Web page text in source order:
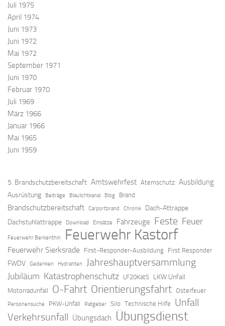
Juli 1975
April 1974
Juni 1973
Juni 1972
Mai 1972
September 1971
Juni 1970
Februar 1970
Juli 1969
März 1966
Januar 1966
Mai 1965
Juni 1959
5. Brandschutzbereitschaft Amtswehrfest Atemschutz Ausbildung
Ausrüstung Beiträge Blaulichtkanal Blog Brand
Brandschutzbereitschaft Carportbrand Chronik
Dach-Attrappe
Dachstuhlattrappe
Download Einsätze Fahrzeuge Feste Feuer
Feuerwehr Berkenthin Feuerwehr Kastorf
Feuerwehr Sierksrade First-Responder-Ausbildung First Responder
FWDV Gedenken Hydranten Jahreshauptversammlung
Jubiläum Katastrophenschutz LF20KatS LKW Unfall
Motorradunfall O-Fahrt Orientierungsfahrt Osterfeuer
Personensuche PKW-Unfall Ratgeber Silo Technische Hilfe Unfall
Verkehrsunfall Übungsdach Übungsdienst